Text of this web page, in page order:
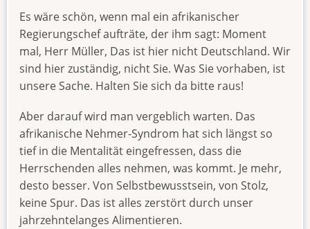
Es wäre schön, wenn mal ein afrikanischer
Regierungschef aufträte, der ihm sagt: Moment
mal, Herr Müller, Das ist hier nicht Deutschland. Wir
sind hier zuständig, nicht Sie. Was Sie vorhaben, ist
unsere Sache. Halten Sie sich da bitte raus!
Aber darauf wird man vergeblich warten. Das
afrikanische Nehmer-Syndrom hat sich längst so
tief in die Mentalität eingefressen, dass die
Herrschenden alles nehmen, was kommt. Je mehr,
desto besser. Von Selbstbewusstsein, von Stolz,
keine Spur. Das ist alles zerstört durch unser
jahrzehntelanges Alimentieren.